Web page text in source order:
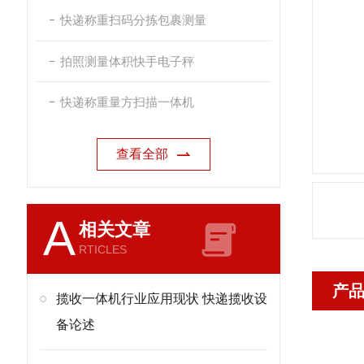
快递称重扫码分拣包裹测量
拍照测量体积快手电子秤
快递称重量方扫描一体机
查看全部
A相关文章
RTICLES
揽收一体机行业应用现状 快递揽收设
备论述
产